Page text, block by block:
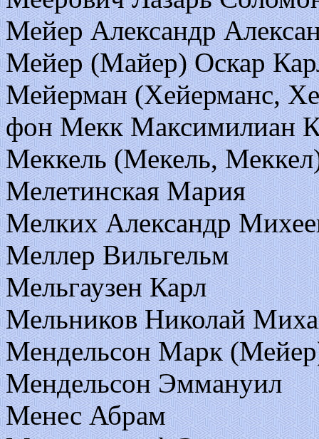
Мейер Александр
Мейер (Майер) Оскар
Мейерман (Хейерманс,
фон Мекк Максимилиан
Меккель (Мекель,
Мелетинская Мария
Мелких Александр
Меллер Вильгельм
Мельгаузен Карл
Мельников Николай
Мендельсон Марк
Мендельсон Эммануил
Менес Абрам